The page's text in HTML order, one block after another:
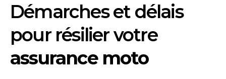
Démarches et délais
pour résilier votre
assurance moto